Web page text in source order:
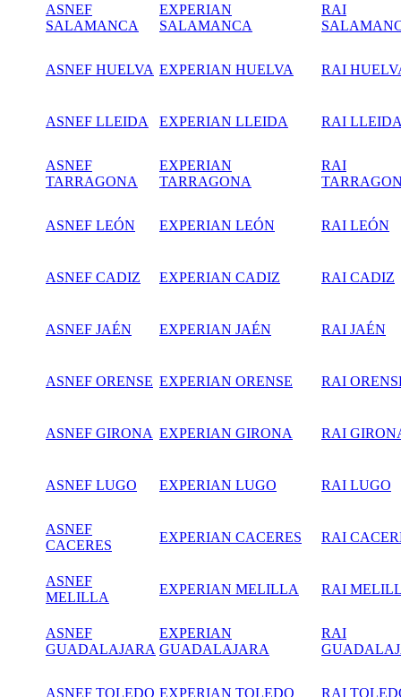
ASNEF
SALAMANCA
EXPERIAN
SALAMANCA
RAI
ASNEF HUELVA EXPERIAN HUELVA RAI
ASNEF LLEIDA EXPERIAN LLEIDA RAI
ASNEF
TARRAGONA
EXPERIAN
TARRAGONA
RAI
ASNEF LEÓN EXPERIAN LEÓN RAI LEÓN
ASNEF CADIZ EXPERIAN CADIZ RAI CADIZ
ASNEF JAÉN EXPERIAN JAÉN RAI JAÉN
ASNEF ORENSE EXPERIAN ORENSE RAI
ASNEF GIRONA EXPERIAN GIRONA RAI
ASNEF LUGO EXPERIAN LUGO RAI LUGO
ASNEF
CACERES
EXPERIAN CACERES RAI
ASNEF
MELILLA
EXPERIAN MELILLA RAI
ASNEF
GUADALAJARA
EXPERIAN
GUADALAJARA
RAI
ASNEF TOLEDO EXPERIAN TOLEDO RAI